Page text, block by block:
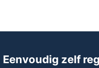
Eenvoudig zelf